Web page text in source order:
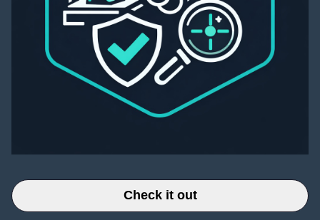
Check it out